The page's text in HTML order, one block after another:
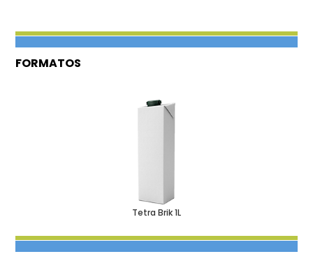
FORMATOS
Tetra Brik 1L